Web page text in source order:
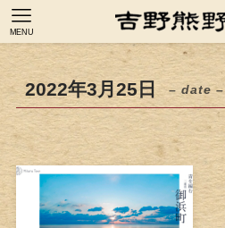
MENU
2022年3月25日 – date –